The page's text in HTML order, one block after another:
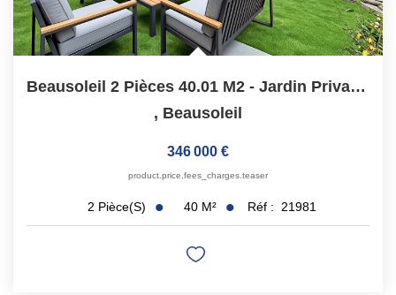
Beausoleil 2 Pièces 40.01 M2 - Jardin Privatif Et Garage...
, Beausoleil
346 000 €
product.price.fees_charges.teaser
2 Pièce(s) 40 M² Réf : 21981